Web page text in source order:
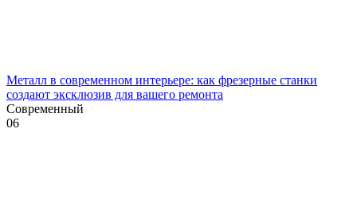
Металл в современном интерьере: как фрезерные станки
создают эксклюзив для вашего ремонта
Современный
06